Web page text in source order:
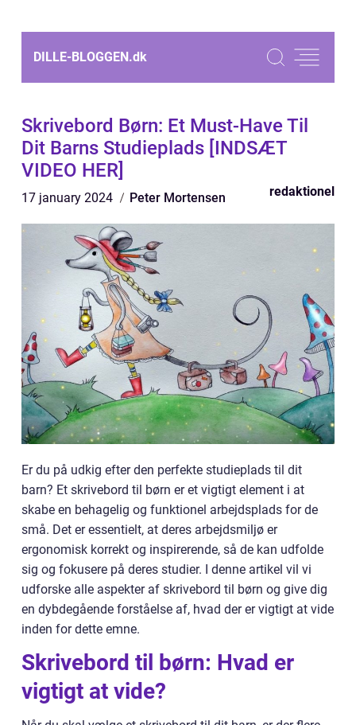
DILLE-BLOGGEN.dk
Skrivebord Børn: Et Must-Have Til
Dit Barns Studieplads [INDSÆT
VIDEO HER]
17 january 2024 Peter Mortensen redaktionel
Er du på udkig efter den perfekte studieplads til dit
barn? Et skrivebord til børn er et vigtigt element i at
skabe en behagelig og funktionel arbejdsplads for de
små. Det er essentielt, at deres arbejdsmiljø er
ergonomisk korrekt og inspirerende, så de kan udfolde
sig og fokusere på deres studier. I denne artikel vil vi
udforske alle aspekter af skrivebord til børn og give dig
en dybdegående forståelse af, hvad der er vigtigt at vide
inden for dette emne.
Skrivebord til børn: Hvad er
vigtigt at vide?